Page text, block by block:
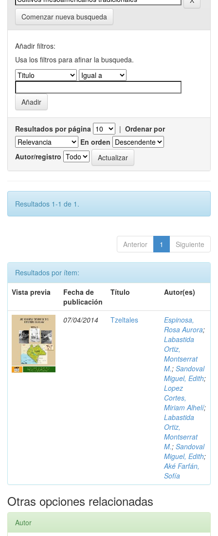
Comenzar nueva busqueda
Añadir filtros:
Usa los filtros para afinar la busqueda.
Resultados por página | Ordenar por
En orden
Autor/registro
Resultados 1-1 de 1.
Anterior 1 Siguiente
Resultados por ítem:
Vista previa
Fecha de
publicación
Título Autor(es)
07/04/2014 Tzeltales
Espinosa,
Rosa Aurora;
Labastida
Ortiz,
Montserrat
M.; Sandoval
Miguel, Edith;
Lopez
Cortes,
Miriam Alhelí;
Labastida
Ortiz,
Montserrat
M.; Sandoval
Miguel, Edith;
Aké Farfán,
Sofía
Otras opciones relacionadas
Autor